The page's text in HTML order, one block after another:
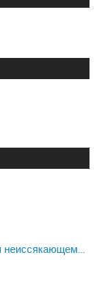
неиссякающем…